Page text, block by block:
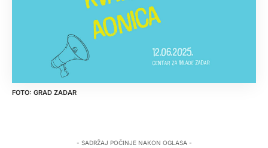
GRAD ZADAR
- SADRŽAJ POČINJE NAKON OGLASA -